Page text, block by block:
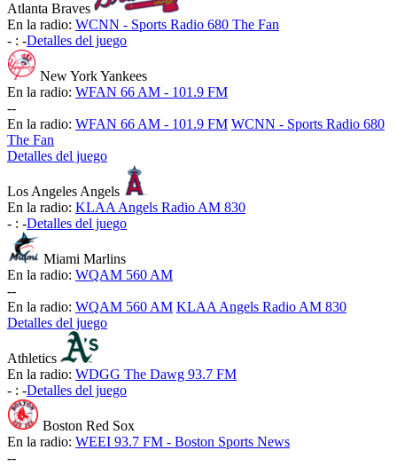
Atlanta Braves
En la radio: WCNN - Sports Radio 680 The Fan
- : -Detalles del juego
New York Yankees
En la radio: WFAN 66 AM - 101.9 FM
--
En la radio: WFAN 66 AM - 101.9 FM WCNN - Sports Radio 680
The Fan
Detalles del juego
Los Angeles Angels
En la radio: KLAA Angels Radio AM 830
- : -Detalles del juego
Miami Marlins
En la radio: WQAM 560 AM
--
En la radio: WQAM 560 AM KLAA Angels Radio AM 830
Detalles del juego
Athletics
En la radio: WDGG The Dawg 93.7 FM
- : -Detalles del juego
Boston Red Sox
En la radio: WEEI 93.7 FM - Boston Sports News
--